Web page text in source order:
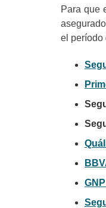
Para que
el período